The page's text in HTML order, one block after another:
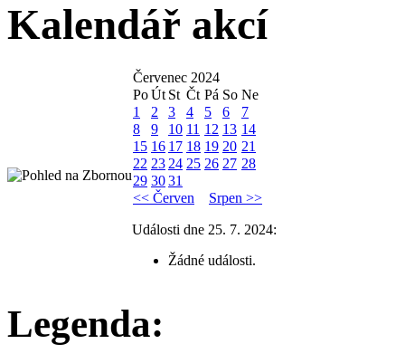
Kalendář akcí
Červenec 2024
PoÚt St Čt Pá So Ne
1
2 3 4 5 6
7
8
9 10 11 12 13 14
15 16 17 18 19 20 21
22 23 24 25 26 27 28
29 3031
<< Červen
Srpen >>
Události dne 25. 7. 2024:
Žádné události.
Legenda: